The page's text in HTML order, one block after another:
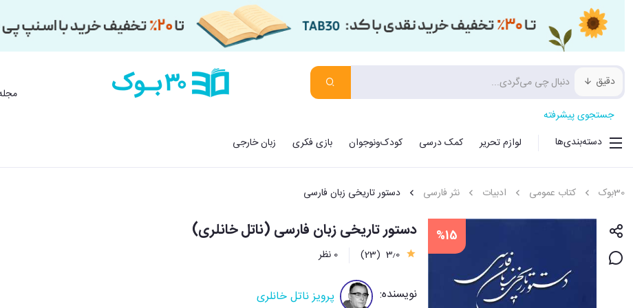
دقیق
مجله
جستجوی پیشرفته
دسته‌بندی‌ها
لوازم تحریر کمک درسی کودک‌ونوجوان بازی فکری زبان خارجی
30بوک کتاب عمومی ادبیات نثر فارسی دستور تاریخی زبان فارسی
%15 دستور تاریخی زبان فارسی (ناتل خانلری)
3٫0 (23) 0 نظر
نویسنده: پرویز ناتل خانلری